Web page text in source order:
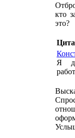
кто
это?
Я